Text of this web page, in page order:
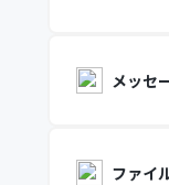
メッセ
ファイ